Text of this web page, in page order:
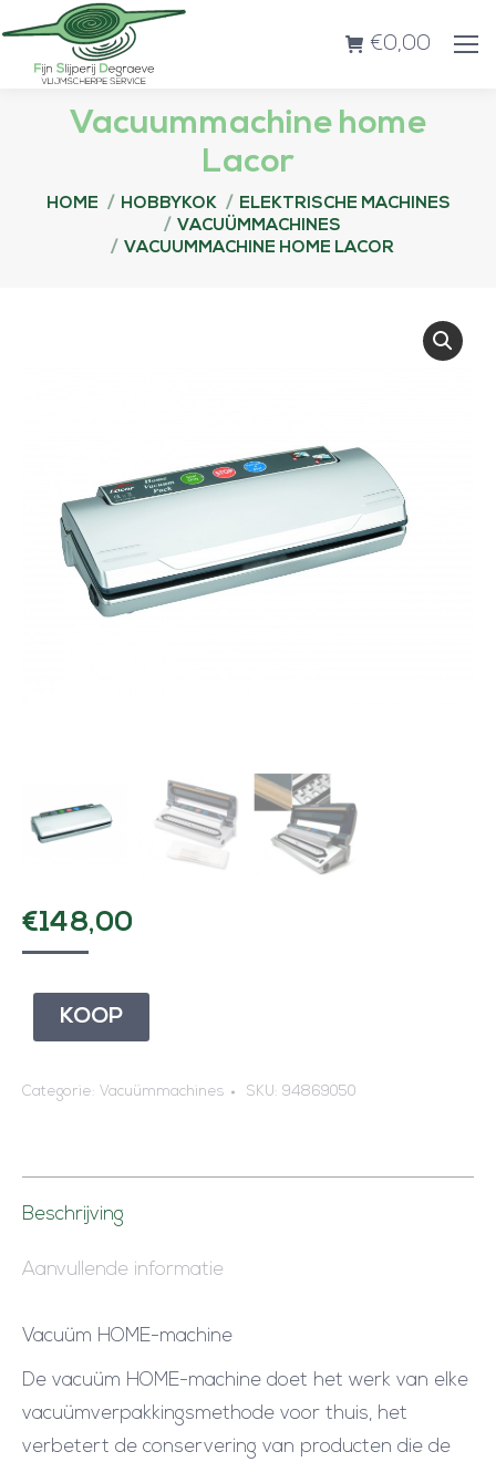
€0,00
Vacuummachine home
Lacor
Je bent hier:
HOME HOBBYKOK
ELEKTRISCHE MACHINES
VACUÜMMACHINES
VACUUMMACHINE HOME LACOR
€148,00
KOOP
Categorie: Vacuümmachines SKU: 94869050
Beschrijving
Aanvullende informatie
Vacuüm HOME-machine
De vacuüm HOME-machine doet het werk van elke
vacuümverpakkingsmethode voor thuis, het
verbetert de conservering van producten die de